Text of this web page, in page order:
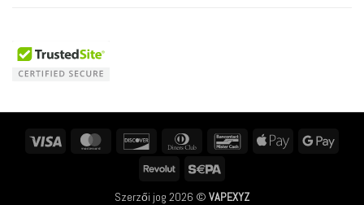
MasterCard Discover
Dinners
BancontactApple
Revolut
Szerzői jog 2026 © VAPEXYZ